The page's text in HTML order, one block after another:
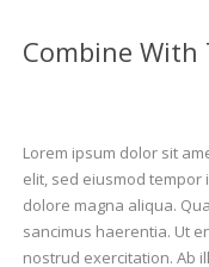
Combine With
Lorem ipsum dolor sit
elit, sed eiusmod tempor
dolore magna aliqua.
sancimus haerentia. Ut
nostrud exercitation. Ab